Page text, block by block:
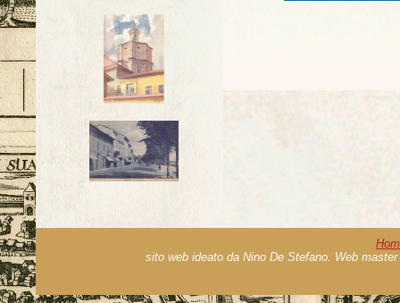
sito web ideato da Nino De Stefano. Web